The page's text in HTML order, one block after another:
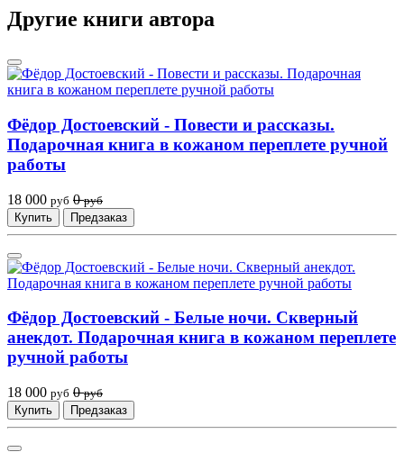
Другие книги автора
Фёдор Достоевский - Повести и рассказы.
Подарочная книга в кожаном переплете ручной
работы
18 000 руб 0 руб
Купить
Предзаказ
Фёдор Достоевский - Белые ночи. Скверный
анекдот. Подарочная книга в кожаном переплете
ручной работы
18 000 руб 0 руб
Купить
Предзаказ